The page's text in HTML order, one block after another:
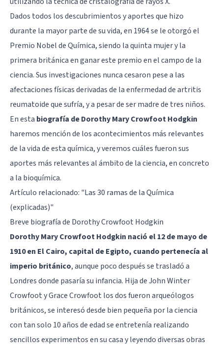
Dados todos los descubrimientos y aportes que hizo
durante la mayor parte de su vida, en 1964 se le otorgó el
Premio Nobel de Química, siendo la quinta mujer y la
primera británica en ganar este premio en el campo de la
ciencia. Sus investigaciones nunca cesaron pese a las
afectaciones físicas derivadas de la enfermedad de artritis
reumatoide que sufría, y a pesar de ser madre de tres niños.
En esta biografía de Dorothy Mary Crowfoot Hodgkin
haremos mención de los acontecimientos más relevantes
de la vida de esta química, y veremos cuáles fueron sus
aportes más relevantes al ámbito de la ciencia, en concreto
a la bioquímica.
Artículo relacionado: "Las 30 ramas de la Química
(explicadas)"
Breve biografía de Dorothy Crowfoot Hodgkin
Dorothy Mary Crowfoot Hodgkin nació el 12 de mayo de
1910 en El Cairo, capital de Egipto, cuando pertenecía al
imperio británico, aunque poco después se trasladó a
Londres donde pasaría su infancia. Hija de John Winter
Crowfoot y Grace Crowfoot los dos fueron arqueólogos
británicos, se interesó desde bien pequeña por la ciencia
con tan solo 10 años de edad se entretenía realizando
sencillos experimentos en su casa y leyendo diversas obras